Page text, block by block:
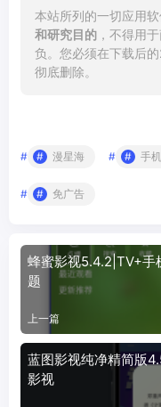
本站所列的一切应用
和研究目的 ，不得用
负。您必须在下载后
彻底删除。
# 漫星海 # 手
# 免广告
蜂蜜影视5.4.2|TV+手
题
上一篇
蓝图影视纯净精简版
影视